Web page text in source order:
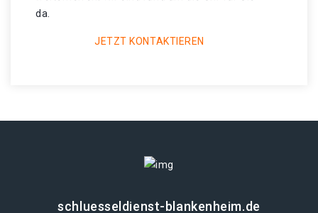
da.
JETZT KONTAKTIEREN
schluesseldienst-blankenheim.de